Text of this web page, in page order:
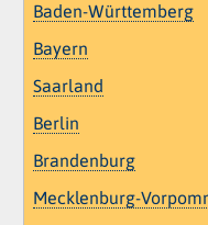
Baden-Württemberg
Bayern
Saarland
Berlin
Brandenburg
Mecklenburg-